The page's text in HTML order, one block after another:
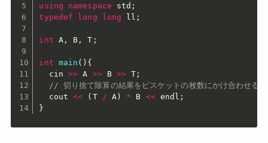
using
namespace std ;
typedef
long long ll ;
int A , B , T ;
int main ( ) {
  cin
>> A >> B >> T ;
// 切り捨て除算の結果をビスケットの枚数にかけ合わせる
  cout
<< ( T / A ) * B << endl ;
}